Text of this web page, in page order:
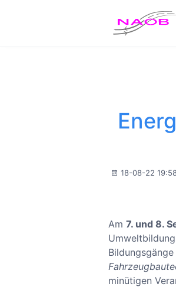
18-08-22
Am 7. und 8.
Bildungsgänge
minütigen